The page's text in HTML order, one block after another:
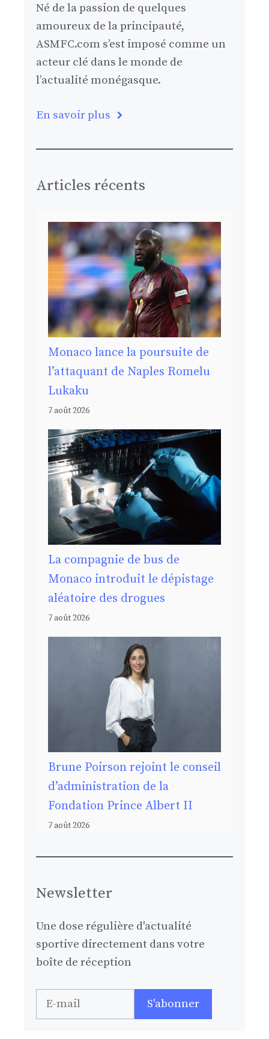
Né de la passion de quelques
amoureux de la principauté,
ASMFC.com s’est imposé comme un
acteur clé dans le monde de
l’actualité monégasque.
En savoir plus
Articles récents
Monaco lance la poursuite de
l’attaquant de Naples Romelu
Lukaku
7 août 2026
La compagnie de bus de
Monaco introduit le dépistage
aléatoire des drogues
7 août 2026
Brune Poirson rejoint le conseil
d’administration de la
Fondation Prince Albert II
7 août 2026
Newsletter
Une dose régulière d'actualité
sportive directement dans votre
boîte de réception